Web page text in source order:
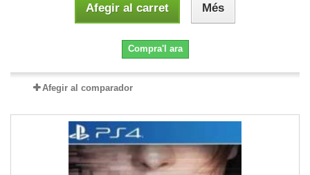
Afegir al carret Més
Compra'l ara
Afegir al comparador